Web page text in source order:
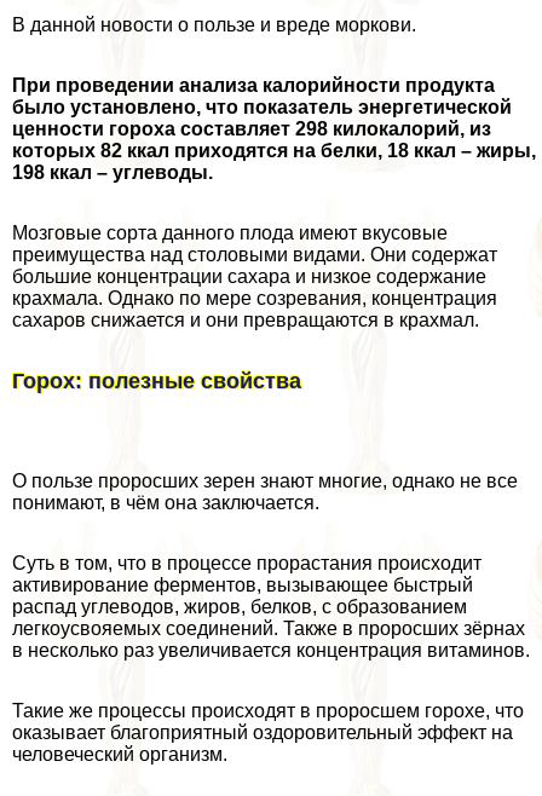
В данной новости о пользе и вреде моркови.
При проведении анализа калорийности продукта
было установлено, что показатель энергетической
ценности гороха составляет 298 килокалорий, из
которых 82 ккал приходятся на белки, 18 ккал – жиры,
198 ккал – углеводы.
Мозговые сорта данного плода имеют вкусовые
преимущества над столовыми видами. Они содержат
большие концентрации сахара и низкое содержание
крахмала. Однако по мере созревания, концентрация
сахаров снижается и они превращаются в крахмал.
Горох: полезные свойства
О пользе проросших зерен знают многие, однако не все
понимают, в чём она заключается.
Суть в том, что в процессе прорастания происходит
активирование ферментов, вызывающее быстрый
распад углеводов, жиров, белков, с образованием
легкоусвояемых соединений. Также в проросших зёрнах
в несколько раз увеличивается концентрация витаминов.
Такие же процессы происходят в проросшем горохе, что
оказывает благоприятный оздоровительный эффект на
человеческий организм.